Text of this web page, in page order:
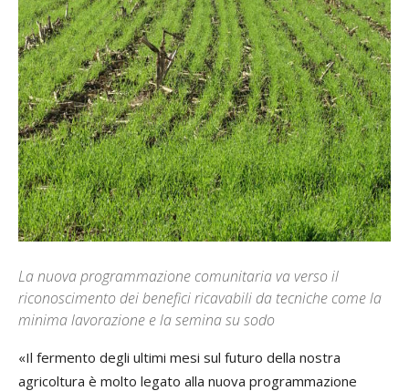
La nuova programmazione comunitaria va verso il
riconoscimento dei benefici ricavabili da tecniche come la
minima lavorazione e la semina su sodo
«Il fermento degli ultimi mesi sul futuro della nostra
agricoltura è molto legato alla nuova programmazione